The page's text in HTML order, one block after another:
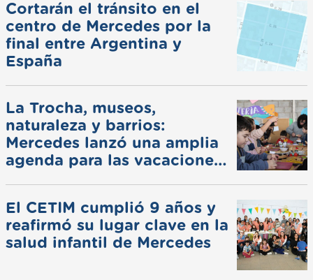
Cortarán el tránsito en el
centro de Mercedes por la
final entre Argentina y
España
La Trocha, museos,
naturaleza y barrios:
Mercedes lanzó una amplia
agenda para las vacaciones
El CETIM cumplió 9 años y
reafirmó su lugar clave en la
salud infantil de Mercedes